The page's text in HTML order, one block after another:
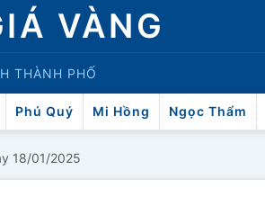
VÀNG
THÀNH PHỐ
Phú Quý Mi Hồng Ngọc Thẩm
18/01/2025